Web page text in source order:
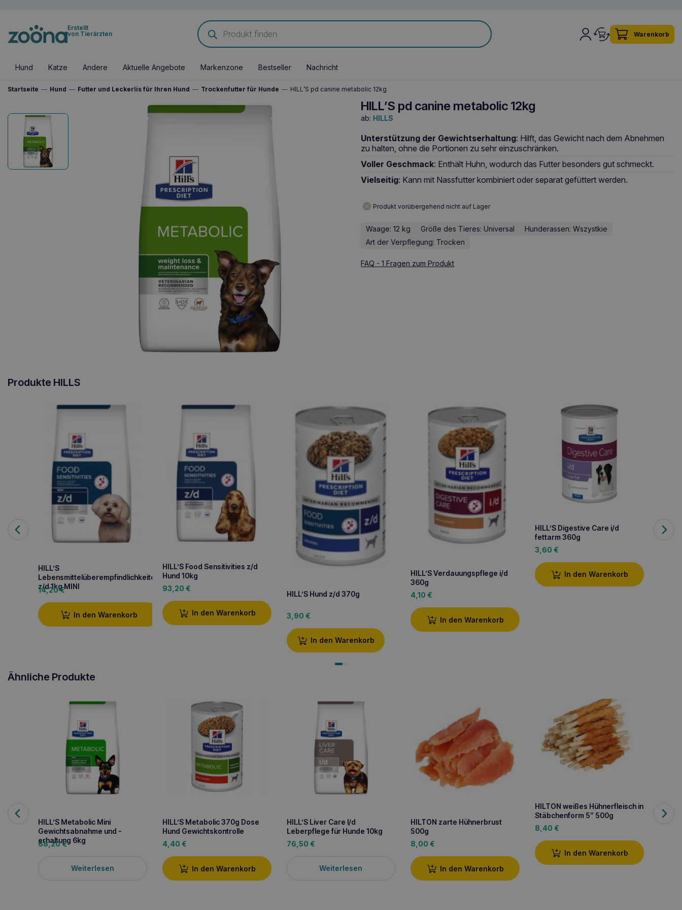
Erstellt
von Tierärzten
Products
search
Warenkorb
Hund Katze Andere Aktuelle Angebote Markenzone Bestseller Nachricht
Startseite — Hund — Futter und Leckerlis für Ihren Hund — Trockenfutter für Hunde — HILL’S pd canine metabolic 12kg
HILL’S pd canine metabolic 12kg
ab: HILLS
Unterstützung der Gewichtserhaltung: Hilft, das Gewicht nach dem Abnehmen
zu halten, ohne die Portionen zu sehr einzuschränken.
Voller Geschmack: Enthält Huhn, wodurch das Futter besonders gut schmeckt.
Vielseitig: Kann mit Nassfutter kombiniert oder separat gefüttert werden.
Produkt vorübergehend nicht auf Lager
Waage: 12 kg Größe des Tieres: Universal
Hunderassen: Wszystkie
Art der Verpflegung: Trocken
FAQ - 1 Fragen zum Produkt
Produkte HILLS
HILL’S
Lebensmittelüberempfindlichkeiten
z/d 1kg MINI
14,20€
In den Warenkorb
HILL’S Food Sensitivities z/d
Hund 10kg
93,20 €
In den Warenkorb
HILL’S Hund z/d 370g
3,90 €
In den Warenkorb
HILL’S Verdauungspflege i/d
360g
4,10 €
In den Warenkorb
HILL’S Digestive Care i/d
fettarm 360g
3,60 €
In den Warenkorb
Ähnliche Produkte
HILL’S Metabolic Mini
Gewichtsabnahme und -
erhaltung 6kg
68,20€
Weiterlesen
HILL’S Metabolic 370g Dose
Hund Gewichtskontrolle
4,40 €
In den Warenkorb
HILL’S Liver Care l/d
Leberpflege für Hunde 10kg
76,50 €
Weiterlesen
HILTON zarte Hühnerbrust
500g
8,00 €
In den Warenkorb
HILTON weißes Hühnerfleisch in
Stäbchenform 5” 500g
8,40 €
In den Warenkorb